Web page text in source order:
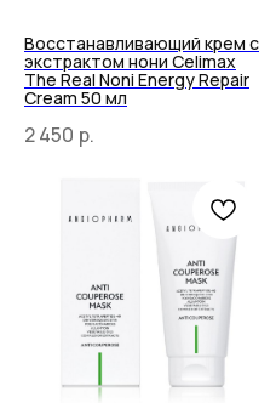
Восстанавливающий крем с
экстрактом нони Celimax
The Real Noni Energy Repair
Cream 50 мл
2 450 р.